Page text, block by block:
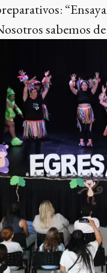
sabemos